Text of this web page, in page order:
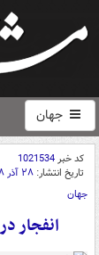
جهان
کد خبر1021534
تاریخ انتشار: ۲۸ آذر ۱۳۹۸ - ۲۱:۳۸
جهان
انفجار